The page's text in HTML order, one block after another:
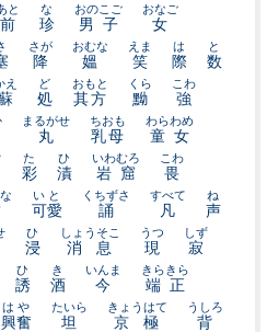
前
と
珍
な
男子
おのこご
女
おなご
降
さが
媼
おむな
笑
えま
際
は
数
と
え
処
ど
其方
おもと
黝
くら
強
こわ
丸
まるがせ
乳母
ちおも
童女
わらわめ
彩
た
漬
ひ
岩窟
いわむろ
畏
こわ
可愛
いと
誦
くちずさ
凡
すべて
声
ね
浸
ひ
消息
しょうそこ
現
うつ
寂
しず
誘
ひ
酒
き
今
いんま
端正
きらきら
興奮
はや
坦
たいら
京極
きょうはて
背
うしろ